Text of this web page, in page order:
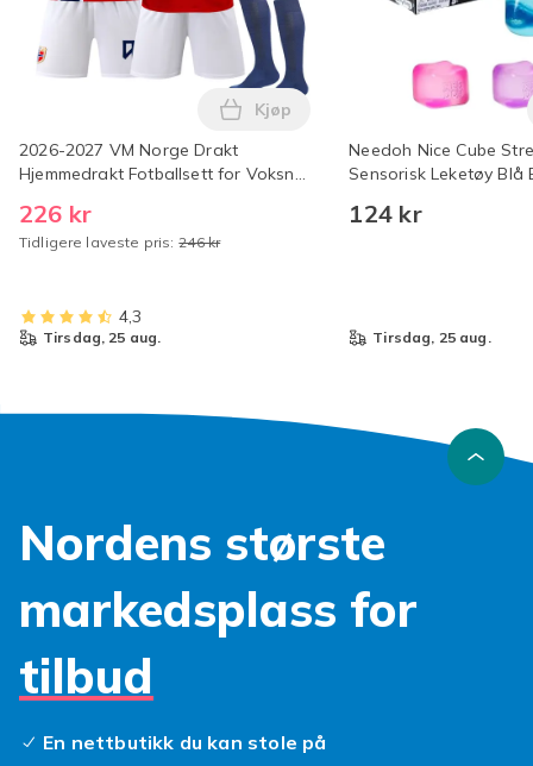
2026-2027 VM Norge Drakt
Hjemmedrakt Fotballsett for Voksne
130cm) Nr.9 Haaland Nr.9 Haaland
22
226 kr
Tidligere laveste pris: 246 kr
Legg 2026-2027 VM Norge
Kjøp
4,3
tirsdag, 25 aug.
Needoh Nice Cube
Sensorisk Leketøy Blå
124 kr
tirsdag, 25 aug.
Nordens største
markedsplass for
tilbud
En nettbutikk du kan stole på